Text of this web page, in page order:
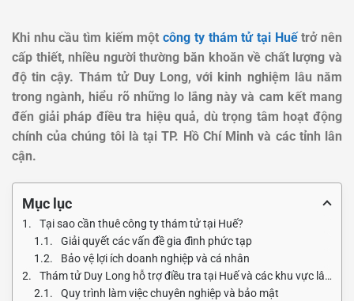
Khi nhu cầu tìm kiếm mộtcông ty thám tử tại Huếtrở nên
cấp thiết, nhiều người thường băn khoăn về chất lượng và
độ tin cậy. Thám tử Duy Long, với kinh nghiệm lâu năm
trong ngành, hiểu rõ những lo lắng này và cam kết mang
đến giải pháp điều tra hiệu quả, dù trọng tâm hoạt động
chính của chúng tôi là tại TP. Hồ Chí Minh và các tỉnh lân
cận.
Mục lục
Tại sao cần thuê công ty thám tử tại Huế?
Giải quyết các vấn đề gia đình phức tạp
Bảo vệ lợi ích doanh nghiệp và cá nhân
Thám tử Duy Long hỗ trợ điều tra tại Huế và các khu vực lân cận như thế nào?
Quy trình làm việc chuyên nghiệp và bảo mật